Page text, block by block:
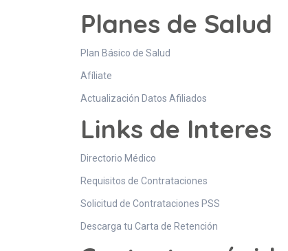
Planes de Salud
Plan Básico de Salud
Afíliate
Actualización Datos Afiliados
Links de Interes
Directorio Médico
Requisitos de Contrataciones
Solicitud de Contrataciones PSS
Descarga tu Carta de Retención